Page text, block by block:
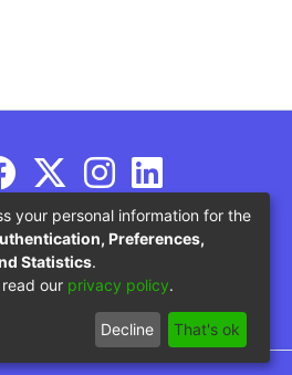
de Educación
your personal information for the
Preferences,
Statistics.
our privacy policy.
Decline That's ok